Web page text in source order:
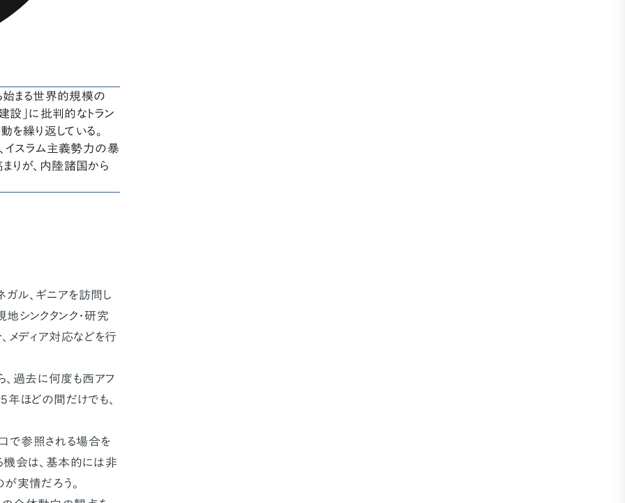
まる世界的規模の
設」に批判的なトラン
を繰り返している。
イスラム主義勢力の暴
りが、内陸諸国から
ル、ギニアを訪問し
シンクタンク・研究
ディア対応などを行
過去に何度も西アフ
ほどの間だけでも、
で参照される場合を
機会は、基本的には非
実情だろう。